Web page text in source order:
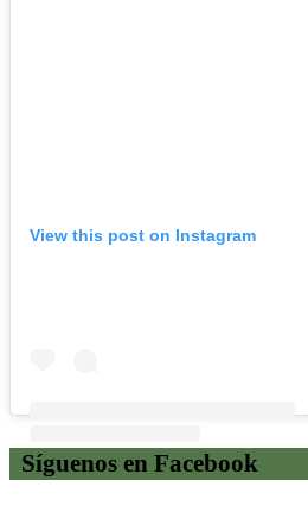
View this post on Instagram
Síguenos en Facebook